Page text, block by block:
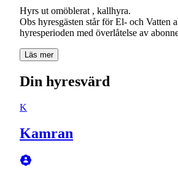
Hyrs ut omöblerat , kallhyra.
Obs hyresgästen står för El- och Vatten
hyresperioden med överlåtelse av
Läs mer
Din hyresvärd
K
Kamran